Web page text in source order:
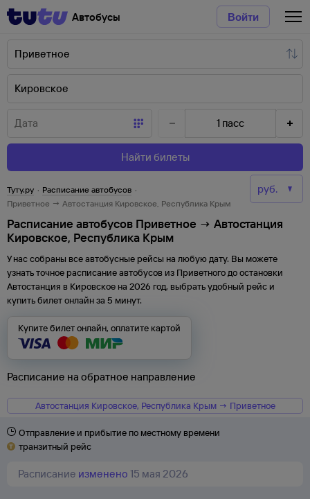
Автобусы Войти
1 пасс
Найти билеты
Туту.ру · Расписание автобусов ·
Приветное → Автостанция Кировское, Республика Крым
Расписание автобусов Приветное → Автостанция
Кировское, Республика Крым
У нас собраны все автобусные рейсы на любую дату. Вы можете
узнать точное расписание автобусов из Приветного доостановки
Автостанция в Кировское на 2026 год, выбрать удобный рейс и
купить билет онлайн за 5 минут.
Купите билет онлайн, оплатите картой
Расписание на обратное направление
Автостанция Кировское, Республика Крым → Приветное
Отправление и прибытие по местному времени
транзитный рейс
Расписание изменено 15 мая 2026